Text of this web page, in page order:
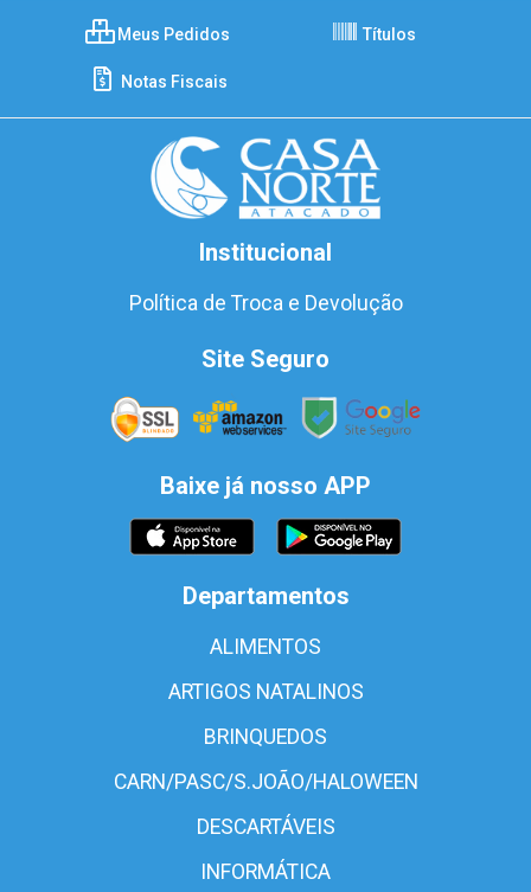
Meus Pedidos Títulos
Notas Fiscais
Institucional
Política de Troca e Devolução
Site Seguro
Baixe já nosso APP
Departamentos
ALIMENTOS
ARTIGOS NATALINOS
BRINQUEDOS
CARN/PASC/S.JOÃO/HALOWEEN
DESCARTÁVEIS
INFORMÁTICA